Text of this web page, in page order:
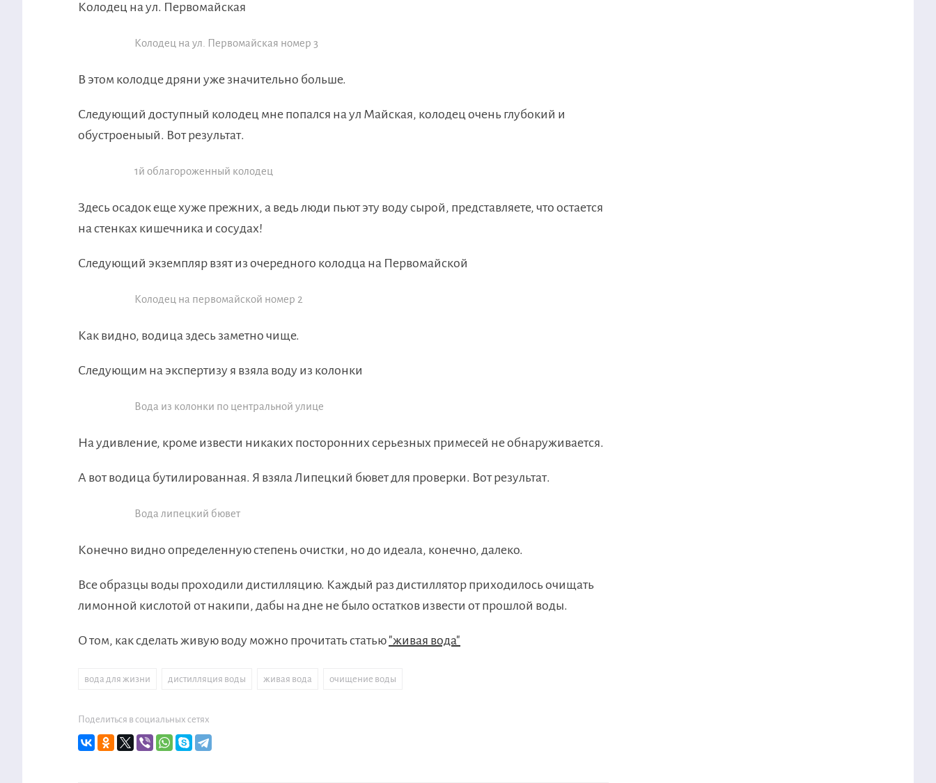
Колодец на ул. Первомайская
Колодец на ул. Первомайская номер 3
В этом колодце дряни уже значительно больше.
Следующий доступный колодец мне попался на ул Майская, колодец очень глубокий и
обустроеныый. Вот результат.
1й облагороженный колодец
Здесь осадок еще хуже прежних, а ведь люди пьют эту воду сырой, представляете, что остается
на стенках кишечника и сосудах!
Следующий экземпляр взят из очередного колодца на Первомайской
Колодец на первомайской номер 2
Как видно, водица здесь заметно чище.
Следующим на экспертизу я взяла воду из колонки
Вода из колонки по центральной улице
На удивление, кроме извести никаких посторонних серьезных примесей не обнаруживается.
А вот водица бутилированная. Я взяла Липецкий бювет для проверки. Вот результат.
Вода липецкий бювет
Конечно видно определенную степень очистки, но до идеала, конечно, далеко.
Все образцы воды проходили дистилляцию. Каждый раз дистиллятор приходилось очищать
лимонной кислотой от накипи, дабы на дне не было остатков извести от прошлой воды.
О том, как сделать живую воду можно прочитать статью "живая вода"
вода для жизни дистилляция воды живая вода очищение воды
Поделиться в социальных сетях